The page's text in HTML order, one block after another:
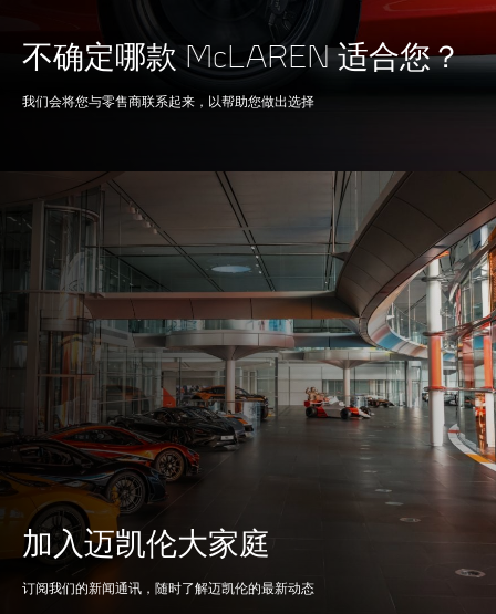
Actuated Twin Scroll
Turbochargers, Dry
BRAKING
100-0kph (62-0mph) 29.5 M
200-0kph (124-0mph) 100 M
不确定哪款 McLAREN 适合您？
我们会将您与零售商联系起来，以帮助您做出选择
加入迈凯伦大家庭
订阅我们的新闻通讯，随时了解迈凯伦的最新动态